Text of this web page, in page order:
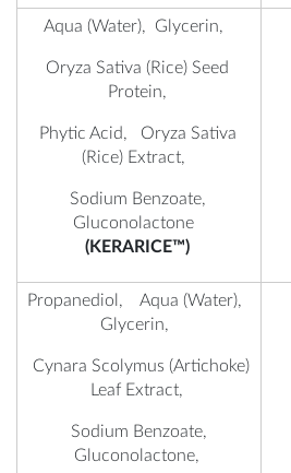
Aqua (Water), Glycerin,
Oryza Sativa (Rice) Seed
Protein,
Phytic Acid, Oryza Sativa
(Rice) Extract,
Sodium Benzoate,
Gluconolactone
(KERARICE™)
Propanediol, Aqua (Water),
Glycerin,
Cynara Scolymus (Artichoke)
Leaf Extract,
Sodium Benzoate,
Gluconolactone,